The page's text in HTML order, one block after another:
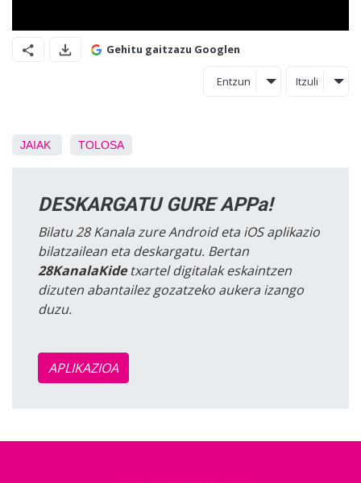
Gehitu gaitzazu Googlen
Entzun Itzuli
JAIAK TOLOSA
DESKARGATU GURE APPa!
Bilatu 28 Kanala zure Android eta iOS aplikazio
bilatzailean eta deskargatu. Bertan
28KanalaKidetxartel digitalak eskaintzen
dizuten abantailez gozatzeko aukera izango
duzu.
APLIKAZIOA